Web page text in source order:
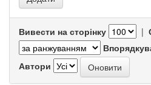
Вивести на сторінку |
Автори